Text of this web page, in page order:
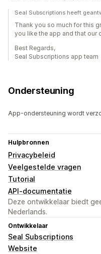
Seal Subscriptions heeft
Thank you so much for this
you like the app and that our
Best Regards,
Seal Subscriptions app team
Ondersteuning
App-ondersteuning wordt
Hulpbronnen
Privacybeleid
Veelgestelde vragen
Tutorial
API-documentatie
Deze ontwikkelaar biedt
Nederlands.
Ontwikkelaar
Seal Subscriptions
Website